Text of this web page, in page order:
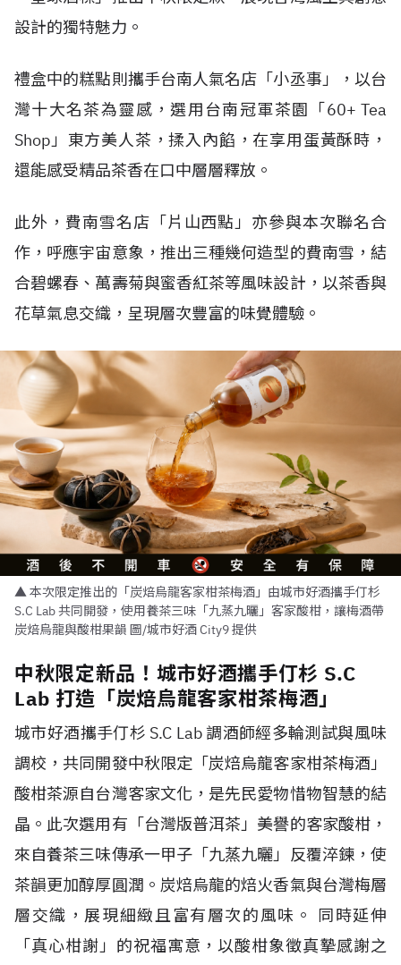
設計的獨特魅力。
禮盒中的糕點則攜手台南人氣名店「小丞事」，以台
灣十大名茶為靈感，選用台南冠軍茶園「60+ Tea
Shop」東方美人茶，揉入內餡，在享用蛋黃酥時，
還能感受精品茶香在口中層層釋放。
此外，費南雪名店「片山西點」亦參與本次聯名合
作，呼應宇宙意象，推出三種幾何造型的費南雪，結
合碧螺春、萬壽菊與蜜香紅茶等風味設計，以茶香與
花草氣息交織，呈現層次豐富的味覺體驗。
▲ 本次限定推出的「炭焙烏龍客家柑茶梅酒」由城市好酒攜手仃杉
S.C Lab 共同開發，使用養茶三味「九蒸九曬」客家酸柑，讓梅酒帶
炭焙烏龍與酸柑果韻 圖/城市好酒 City9 提供
中秋限定新品！城市好酒攜手仃杉 S.C
Lab 打造「炭焙烏龍客家柑茶梅酒」
城市好酒攜手仃杉 S.C Lab 調酒師經多輪測試與風味
調校，共同開發中秋限定「炭焙烏龍客家柑茶梅酒」
酸柑茶源自台灣客家文化，是先民愛物惜物智慧的結
晶。此次選用有「台灣版普洱茶」美譽的客家酸柑，
來自養茶三味傳承一甲子「九蒸九曬」反覆淬鍊，使
茶韻更加醇厚圓潤。炭焙烏龍的焙火香氣與台灣梅層
層交織，展現細緻且富有層次的風味。 同時延伸
「真心柑謝」的祝福寓意，以酸柑象徵真摯感謝之